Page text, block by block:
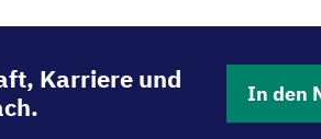
Karriere und
In den